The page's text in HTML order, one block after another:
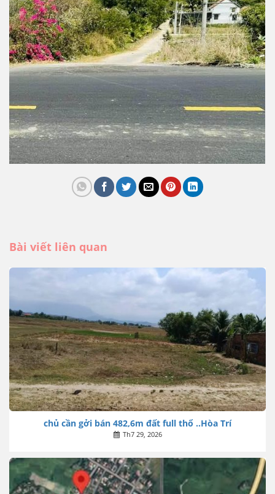
Bài viết liên quan
chủ cần gởi bán 482,6m đất full thổ ..Hòa Trí
Th7 29, 2026